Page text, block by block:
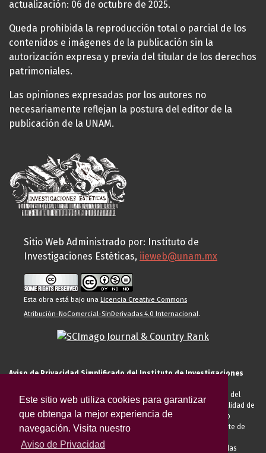
Este sitio web utiliza cookies para garantizar
que obtenga la mejor experiencia de
navegación. Visita nuestro
Aviso de Privacidad
actualización: 06 de octubre de 2025.
Queda prohibida la reproducción total o parcial de los
contenidos e imágenes de la publicación sin la
autorización expresa y previa del titular de los derechos
patrimoniales.
Las opiniones expresadas por los autores no
necesariamente reflejan la postura del editor de la
publicación de la UNAM.
Sitio Web Administrado por: Instituto de
Investigaciones Estéticas, iieweb@unam.mx
Esta obra está bajo una Licencia Creative Commons
Atribución-NoComercial-SinDerivadas 4.0 Internacional.
Aviso de Privacidad Simplificado del Instituto de Investigaciones
El Instituto de Investigaciones Estéticas de la UNAM, es responsable del
tratamiento de sus datos personales para el registro de usted en calidad de
alumno, docente, personal de la entidad académica, conferencista o
invitado externo (nacional o extranjero), visitante, proveedor o cliente de
anteriormente descritas u otras aquellas exigidas legalmente o por las